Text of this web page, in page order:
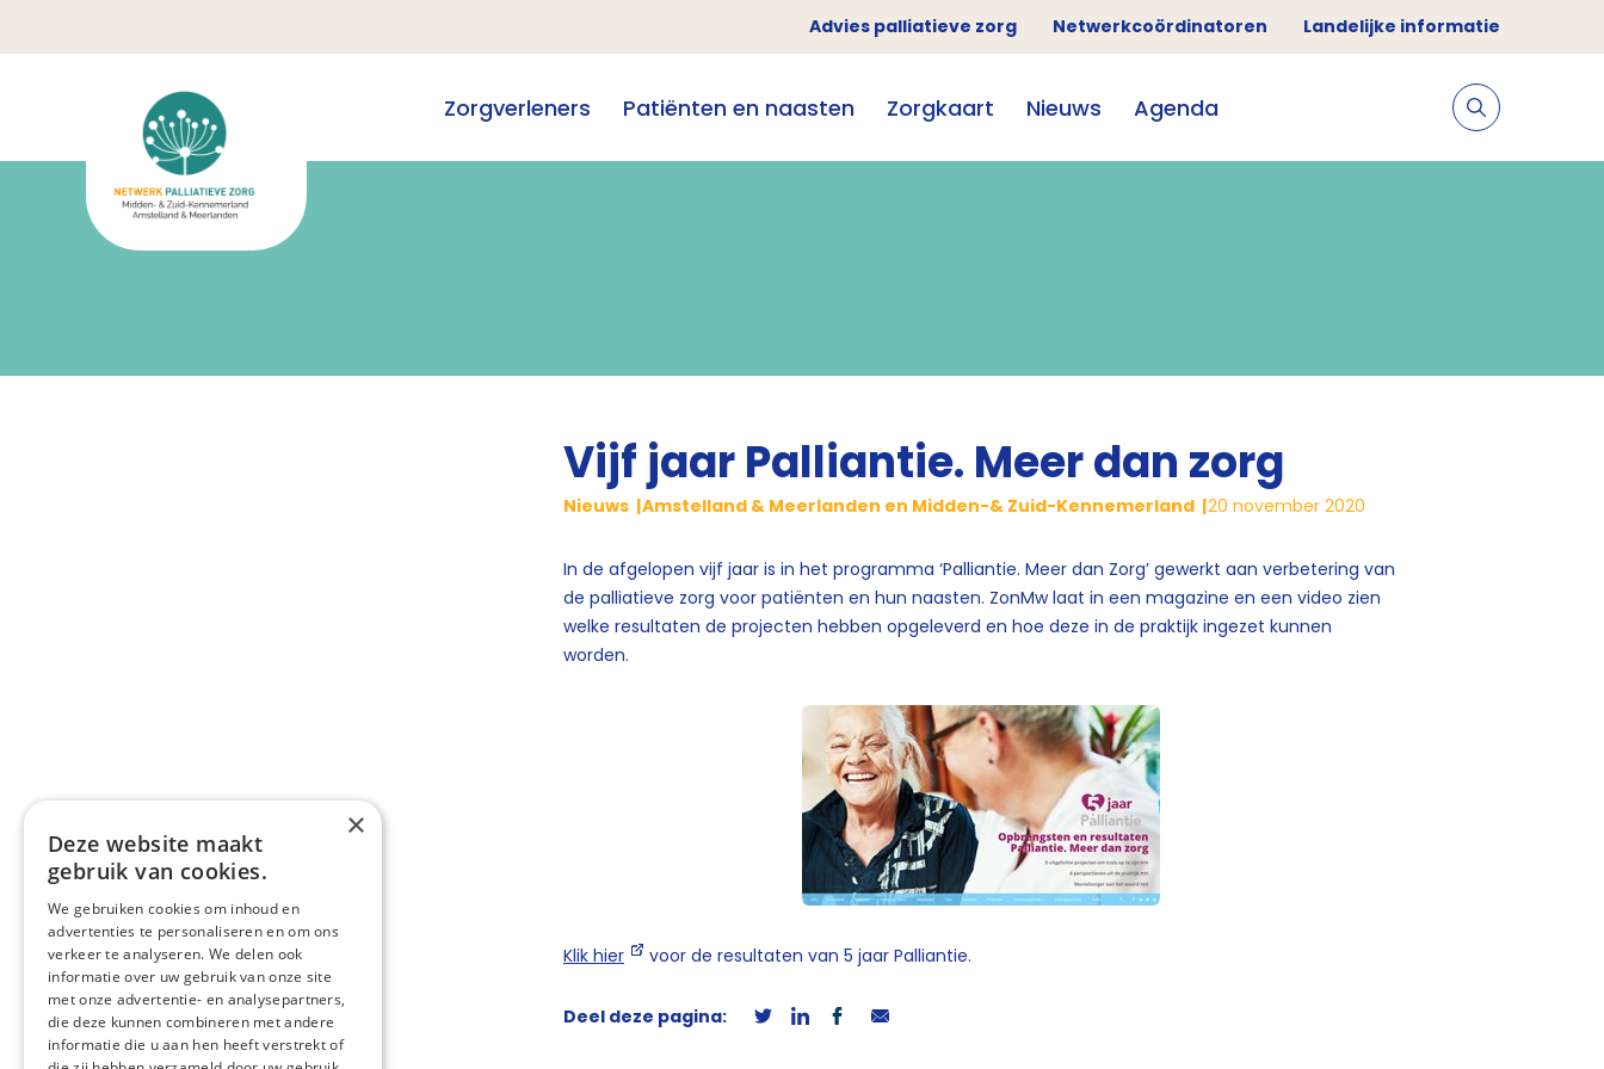
Advies palliatieve zorg Netwerkcoördinatoren Landelijke informatie
Zorgverleners Patiënten en naasten Zorgkaart Nieuws Agenda
Vijf jaar Palliantie. Meer dan zorg
Nieuws Amstelland & Meerlanden en Midden-& Zuid-Kennemerland 20 november 2020
In de afgelopen vijf jaar is in het programma ‘Palliantie. Meer dan Zorg’ gewerkt aan verbetering van
de palliatieve zorg voor patiënten en hun naasten. ZonMw laat in een magazine en een video zien
welke resultaten de projecten hebben opgeleverd en hoe deze in de praktijk ingezet kunnen
worden.
Klik hier voor de resultaten van 5 jaar Palliantie.
Deel deze pagina:
×
Deze website maakt
gebruik van cookies.
We gebruiken cookies om inhoud en
advertenties te personaliseren en om ons
verkeer te analyseren. We delen ook
informatie over uw gebruik van onze site
met onze advertentie- en analysepartners,
die deze kunnen combineren met andere
informatie die u aan hen heeft verstrekt of